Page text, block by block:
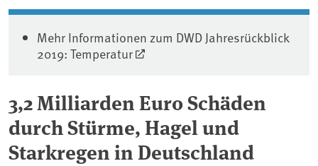
Mehr Informationen zum DWD Jahresrückblick
2019: Temperatur
3,2 Milliarden Euro Schäden
durch Stürme, Hagel und
Starkregen in Deutschland